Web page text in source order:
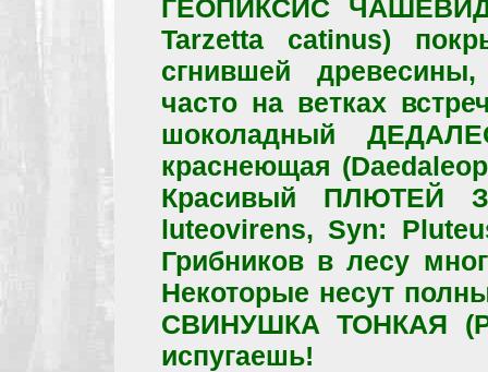
ГЕОПИКСИС
Tarzetta catinus)
сгнившей
часто на ветках
шоколадный
краснеющая
Красивый ПЛЮТЕЙ
luteovirens, Syn:
Грибников в лесу
Некоторые несут
СВИНУШКА ТОНКАЯ
испугаешь!